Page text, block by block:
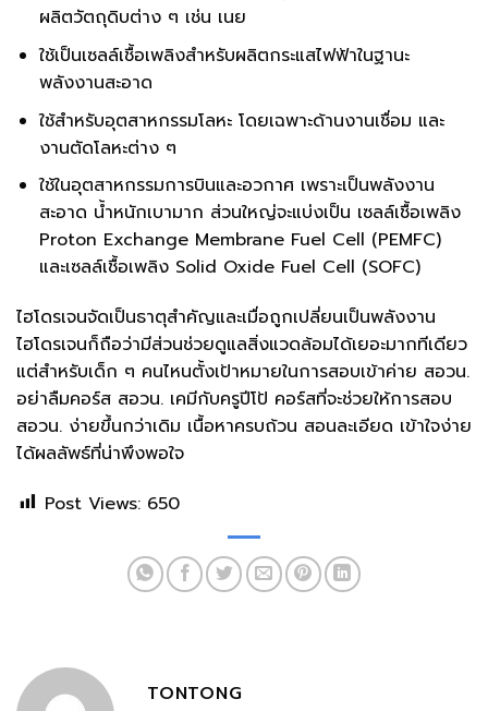
ผลิตวัตถุดิบต่าง ๆ เช่น เนย
ใช้เป็นเซลล์เชื้อเพลิงสำหรับผลิตกระแสไฟฟ้าในฐานะ
พลังงานสะอาด
ใช้สำหรับอุตสาหกรรมโลหะ โดยเฉพาะด้านงานเชื่อม และ
งานตัดโลหะต่าง ๆ
ใช้ในอุตสาหกรรมการบินและอวกาศ เพราะเป็นพลังงาน
สะอาด น้ำหนักเบามาก ส่วนใหญ่จะแบ่งเป็น เซลล์เชื้อเพลิง
Proton Exchange Membrane Fuel Cell (PEMFC)
และเซลล์เชื้อเพลิง Solid Oxide Fuel Cell (SOFC)
ไฮโดรเจนจัดเป็นธาตุสำคัญและเมื่อถูกเปลี่ยนเป็นพลังงาน
ไฮโดรเจนก็ถือว่ามีส่วนช่วยดูแลสิ่งแวดล้อมได้เยอะมากทีเดียว
แต่สำหรับเด็ก ๆ คนไหนตั้งเป้าหมายในการสอบเข้าค่าย สอวน.
อย่าลืมคอร์ส สอวน. เคมีกับครูปีโป้ คอร์สที่จะช่วยให้การสอบ
สอวน. ง่ายขึ้นกว่าเดิม เนื้อหาครบถ้วน สอนละเอียด เข้าใจง่าย
ได้ผลลัพธ์ที่น่าพึงพอใจ
Post Views: 650
TONTONG